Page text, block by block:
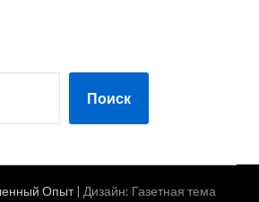
Поиск
Опыт| Дизайн: Газетная тема